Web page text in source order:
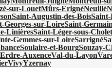
sur-LouetMûrs-ErignéNeuillé
Saint-Augustin-des-Bois
Georges-sur-LoireSaint-
LinièresSaint-Léger-sous-
Gemmes-sur-LoireSarrigné
Soulaire-et-BourgSouzay-
AuxenceVal-du-Layon
VivyYzernay